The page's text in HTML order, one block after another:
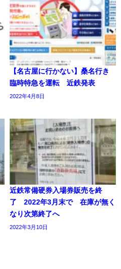
【名古屋に行かない】桑名行き
臨時特急を運転 近鉄発表
2022年4月8日
近鉄常備硬券入場券販売を終
了 2022年3月末で 在庫が無く
なり次第終了へ
2022年3月10日